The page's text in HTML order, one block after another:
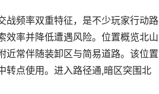
战频率双重特征，是不少玩家行动路
效率并降低遭遇风险。位置概览北山
近常伴随装卸区与简易道路。该位置
转点使用。进入路径通,暗区突围北